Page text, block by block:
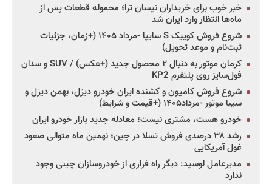
خبر خوب برای خریداران نیسان ترا؛ محموله قطعات پس از
ماه‌ها انتظار وارد ایران شد
شروع فروش کوییک S سایپا -مرداد ۱۴۰۵ (+زمان، جزئیات
ثبت‌نام و موعد تحویل)
کرمان موتور به دنبال ۲ محصول جدید (+عکس) / SUV و سدان
فول‌سایز روی پلتفرم KP2
شروع فروش کامیون و کشنده ایران خودرو دیزل، بهمن دیزل و
سیبا موتور -مرداد۱۴۰۵ (+قیمت و شرایط)
خودرو هست، مشتری نیست؛ معادله جدید بازار خودرو ایران
رشد ۳۸ درصدی فروش تسلا در چین؛ نهمین ماه متوالی صعود
غول آمریکایی
مدیرعامل لوسید: دیگر راه فراری از خودروسازان چینی وجود
ندارد